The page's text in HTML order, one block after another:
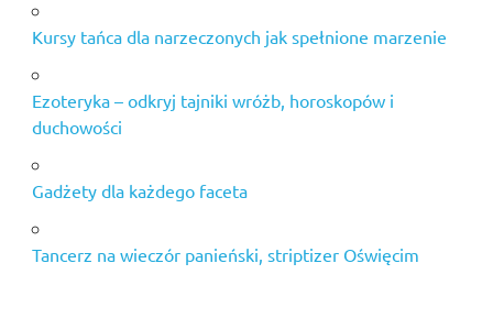
w
Krakowie
wieczór
panieński
na statku
w
Krakowie
Kursy tańca dla narzeczonych jak spełnione marzenie
Ezoteryka – odkryj tajniki wróżb, horoskopów i
duchowości
Gadżety dla każdego faceta
Tancerz na wieczór panieński, striptizer Oświęcim